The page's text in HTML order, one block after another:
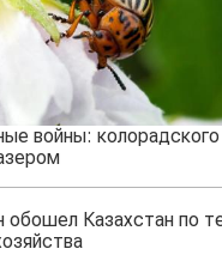
войны: колорадского
обошел Казахстан по